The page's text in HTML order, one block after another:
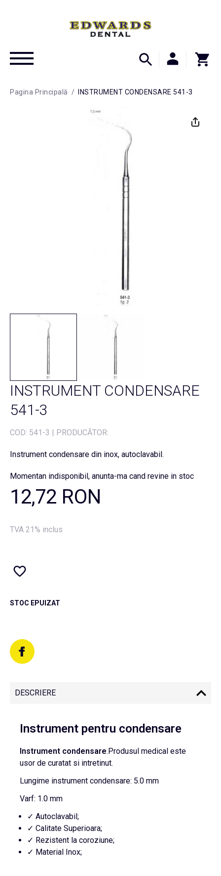
Pagina Principală / INSTRUMENT CONDENSARE 541-3
INSTRUMENT CONDENSARE
541-3
COD: 541-3 | PRODUCĂTOR:
Instrument condensare din inox, autoclavabil.
Momentan indisponibil, anunta-ma cand revine in stoc
12,72 RON
TVA 21% inclus
STOC EPUIZAT
DESCRIERE
Instrument pentru condensare
Instrument condensare.Produsul medical este
usor de curatat si intretinut.
Lungime instrument condensare: 5.0 mm
Varf: 1.0 mm
✓ Autoclavabil;
✓ Calitate Superioara;
✓ Rezistent la coroziune;
✓ Material Inox;